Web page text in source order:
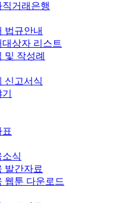
거래은행
법규안내
상자 리스트
및 작성례
신고서식
식
발간자료
웹툰 다운로드